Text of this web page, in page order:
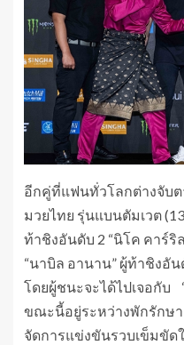
อีกคู่ที่แฟนทั่วโลกต่างจับต
มวยไทย รุ่นแบนตัมเวต
ท้าชิงอันดับ 2 “นิโค คาร์
“นาบิล อานาน” ผู้ท้าชิงอั
โดยผู้ชนะจะได้ไปเจอกับ
ขณะนี้อยู่ระหว่างพักรักษา
จัดการแข่งขันรวบเข็มขัด